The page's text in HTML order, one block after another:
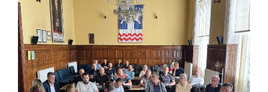
ВОЈСКЕ РЕПУБЛИКЕ СРПСКЕ У СТАЊУ
СОЦИЈАЛНЕ ПОТРЕБЕ
Обрасци захтјева за регресирано
гориво доступни од 13. марта до 15.
новембра